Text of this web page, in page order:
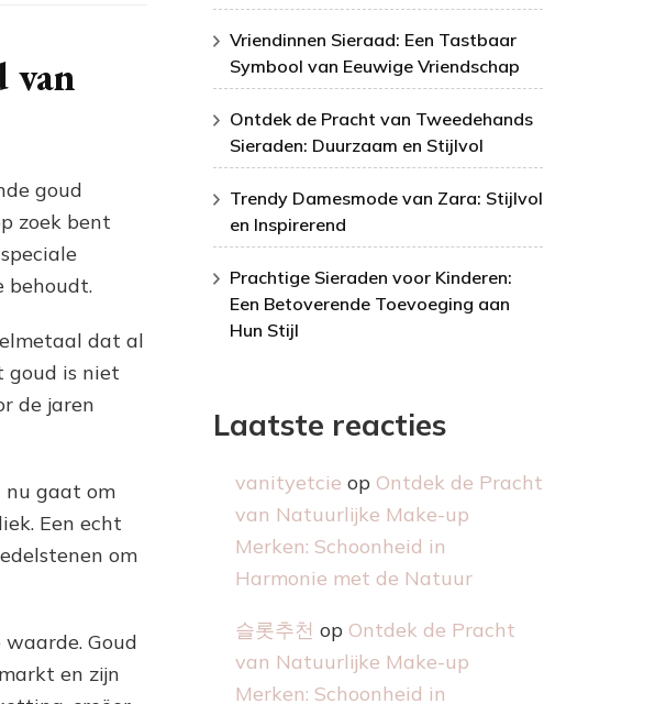
van
goud
zoek bent
behoudt.
dat al
goud is niet
de jaren
nu gaat om
Een echt
om
Goud
en zijn
Vriendinnen Sieraad: Een Tastbaar
Symbool van Eeuwige Vriendschap
Ontdek de Pracht van Tweedehands
Sieraden: Duurzaam en Stijlvol
Trendy Damesmode van Zara: Stijlvol
en Inspirerend
Prachtige Sieraden voor Kinderen:
Een Betoverende Toevoeging aan
Hun Stijl
Laatste reacties
vanityetcie op Ontdek de Pracht
van Natuurlijke Make-up
Merken: Schoonheid in
Harmonie met de Natuur
슬롯추천 op Ontdek de Pracht
van Natuurlijke Make-up
Merken: Schoonheid in